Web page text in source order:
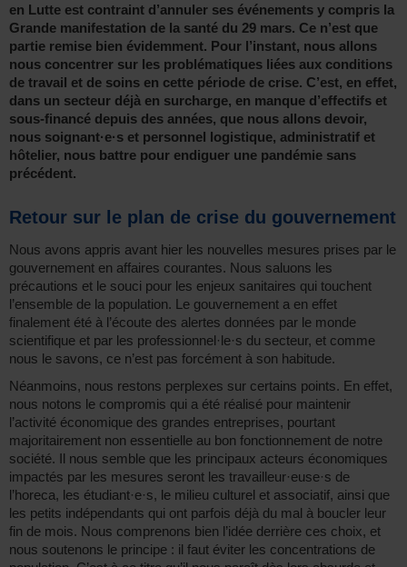
en Lutte est contraint d’annuler ses événements y compris la
Grande manifestation de la santé du 29 mars. Ce n’est que
partie remise bien évidemment. Pour l’instant, nous allons
nous concentrer sur les problématiques liées aux conditions
de travail et de soins en cette période de crise. C’est, en effet,
dans un secteur déjà en surcharge, en manque d’effectifs et
sous-financé depuis des années, que nous allons devoir,
nous soignant·e·s et personnel logistique, administratif et
hôtelier, nous battre pour endiguer une pandémie sans
précédent.
Retour sur le plan de crise du gouvernement
Nous avons appris avant hier les nouvelles mesures prises par le
gouvernement en affaires courantes. Nous saluons les
précautions et le souci pour les enjeux sanitaires qui touchent
l’ensemble de la population. Le gouvernement a en effet
finalement été à l’écoute des alertes données par le monde
scientifique et par les professionnel·le·s du secteur, et comme
nous le savons, ce n’est pas forcément à son habitude.
Néanmoins, nous restons perplexes sur certains points. En effet,
nous notons le compromis qui a été réalisé pour maintenir
l’activité économique des grandes entreprises, pourtant
majoritairement non essentielle au bon fonctionnement de notre
société. Il nous semble que les principaux acteurs économiques
impactés par les mesures seront les travailleur·euse·s de
l’horeca, les étudiant·e·s, le milieu culturel et associatif, ainsi que
les petits indépendants qui ont parfois déjà du mal à boucler leur
fin de mois. Nous comprenons bien l’idée derrière ces choix, et
nous soutenons le principe : il faut éviter les concentrations de